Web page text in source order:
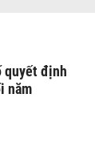
quyết định
năm